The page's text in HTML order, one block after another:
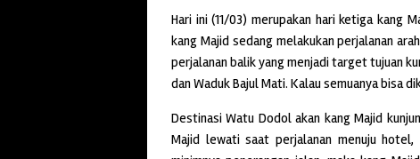
Hari ini (11/03) merupakan hari ketiga kang
kang Majid sedang melakukan perjalanan
perjalanan balik yang menjadi target tujuan
dan Waduk Bajul Mati. Kalau semuanya bisa
Destinasi Watu Dodol akan kang Majid
Majid lewati saat perjalanan menuju